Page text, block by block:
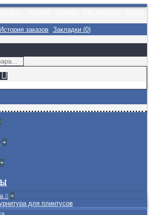
История заказов Закладки (0)
+
+
+
для плинтусов